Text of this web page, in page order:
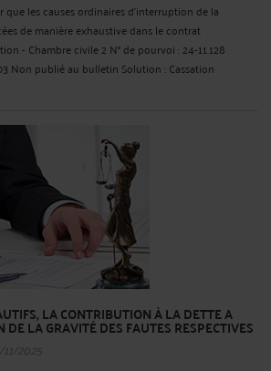
les causes ordinaires d'interruption de la
de manière exhaustive dans le contrat
- Chambre civile 2 N° de pourvoi : 24-11.128
Non publié au bulletin Solution : Cassation
LA CONTRIBUTION À LA DETTE A
LA GRAVITÉ DES FAUTES RESPECTIVES
2025